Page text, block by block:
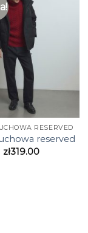
RESERVED
reserved
zł319.00